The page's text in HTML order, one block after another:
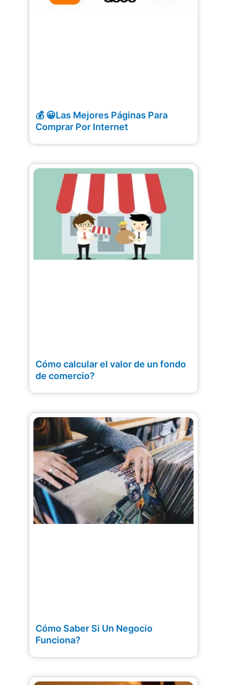
💰 😀Las Mejores Páginas Para
Comprar Por Internet
Cómo calcular el valor de un fondo
de comercio?
Cómo Saber Si Un Negocio
Funciona?